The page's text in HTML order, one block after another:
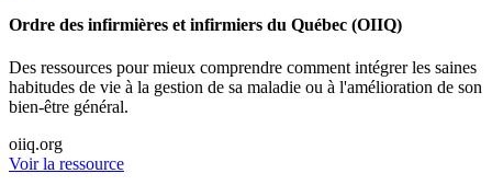
Ordre des infirmières et infirmiers du Québec (OIIQ)
Des ressources pour mieux comprendre comment intégrer les saines
habitudes de vie à la gestion de sa maladie ou à l'amélioration de son
bien-être général.
oiiq.org
Voir la ressource